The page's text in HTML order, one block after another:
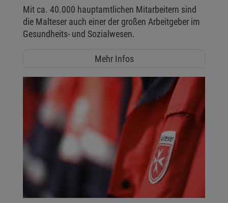
Mit ca. 40.000 hauptamtlichen Mitarbeitern sind
die Malteser auch einer der großen Arbeitgeber im
Gesundheits- und Sozialwesen.
Mehr Infos